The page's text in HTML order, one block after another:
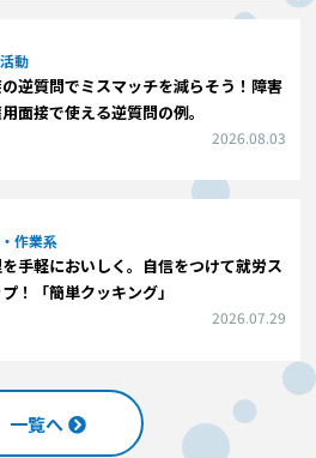
動
逆質問でミスマッチを減らそう！障害
面接で使える逆質問の例。
2026.08.03
作業系
手軽においしく。自信をつけて就労ス
！「簡単クッキング」
2026.07.29
一覧へ